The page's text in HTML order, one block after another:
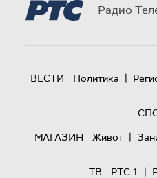
Радио
ВЕСТИ Политика |
МАГАЗИН
Живот |
ТВ
РТС 1 |